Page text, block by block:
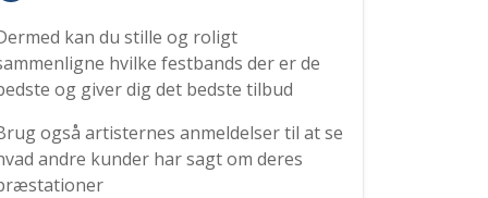
kan du stille og roligt
hvilke festbands der er de
og giver dig det bedste tilbud
også artisternes anmeldelser til at se
andre kunder har sagt om deres